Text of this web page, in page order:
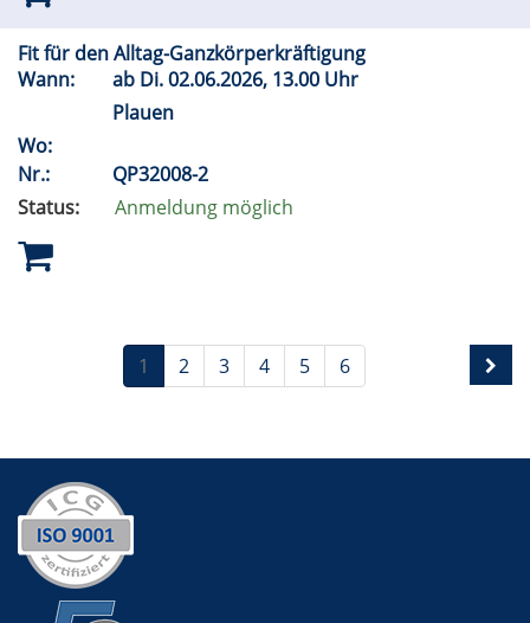
Fit für den Alltag-Ganzkörperkräftigung
Wann:
ab Di.02.06.2026, 13.00 Uhr
Plauen
Wo:
Nr.:
QP32008-2
Status:
Anmeldung möglich
1 2 3 4 5 6